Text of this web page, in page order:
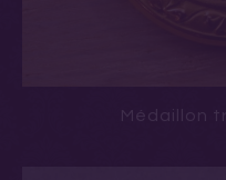
Médaillon